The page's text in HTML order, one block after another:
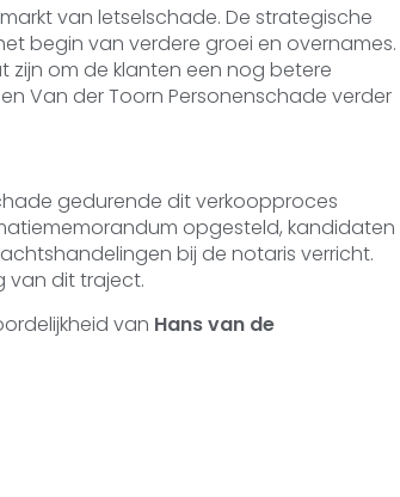
van letselschade. De strategische
begin van verdere groei en overnames.
zijn om de klanten een nog betere
Van der Toorn Personenschade verder
gedurende dit verkoopproces
opgesteld, kandidaten
bij de notaris verricht.
van dit traject.
van Hans van de